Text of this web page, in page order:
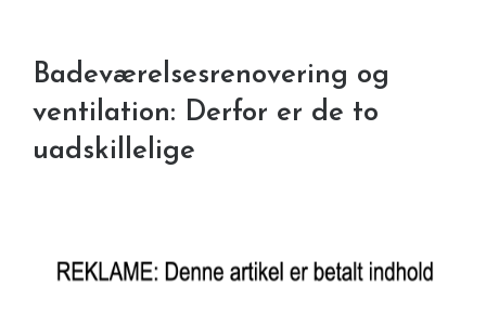
Badeværelsesrenovering og
ventilation: Derfor er de to
uadskillelige